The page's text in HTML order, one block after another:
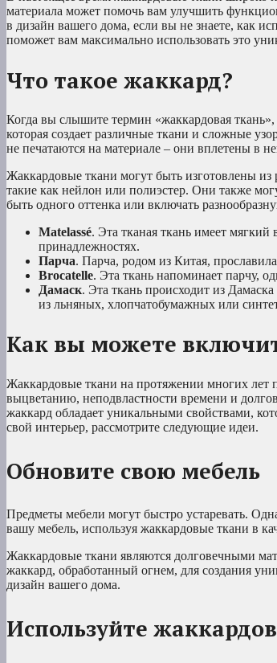
материала может помочь вам улучшить
в дизайн вашего дома, если вы не знаете, как
поможет вам максимально использовать это
Что такое жаккард?
Когда вы слышите термин «жаккардовая
которая создает различные ткани и сложные
не печатаются на материале – они вплетены в
Жаккардовые ткани могут быть изготовлены из
такие как нейлон или полиэстер. Они также
быть одного оттенка или включать
Matelassé. Эта тканая ткань имеет
принадлежностях.
Парча. Парча, родом из Китая,
Brocatelle. Эта ткань напоминает парчу,
Дамаск. Эта ткань происходит из
из льняных, хлопчатобумажных или
Как вы можете
Жаккардовые ткани на протяжении многих лет
выцветанию, неподвластности времени и
жаккард обладает уникальными свойствами,
свой интерьер, рассмотрите следующие идеи.
Обновите свою мебель
Предметы мебели могут быстро устаревать.
вашу мебель, используя жаккардовые ткани в
Жаккардовые ткани являются долговечными
жаккард, обработанный огнем, для создания
дизайн вашего дома.
Используйте